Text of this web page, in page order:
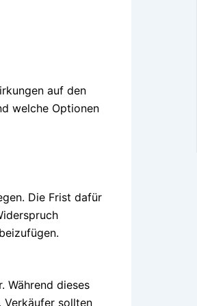
auf den
welche Optionen
Die Frist dafür
Während dieses
Verkäufer sollten